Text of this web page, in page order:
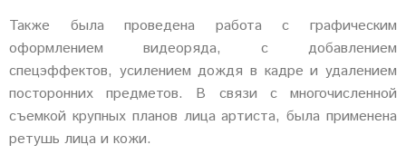
Также была проведена работа с графическим
оформлением видеоряда, с добавлением
спецэффектов, усилением дождя в кадре и удалением
посторонних предметов. В связи с многочисленной
съемкой крупных планов лица артиста, была применена
ретушь лица и кожи.